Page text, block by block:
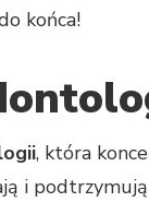
końca!
, która
i